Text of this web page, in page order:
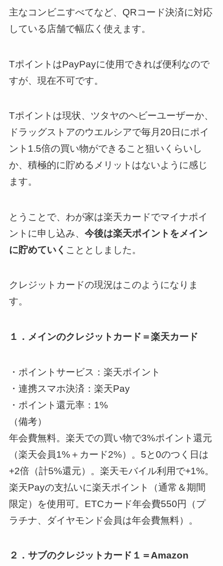
主なコンビニすべてなど、QRコード決済に対応
している店舗で幅広く使えます。
TポイントはPayPayに使用できれば便利なので
すが、現在不可です。
Tポイントは現状、ツタヤのヘビーユーザーか、
ドラッグストアのウエルシアで毎月20日にポイ
ント1.5倍の買い物ができること狙いくらいし
か、積極的に貯めるメリットはないように感じ
ます。
とうことで、わが家は楽天カードでマイナポイ
ントに申し込み、 今後は楽天ポイントをメイン
に貯めていく こととしました。
クレジットカードの現況はこのようになりま
す。
１．メインのクレジットカード＝楽天カード
・ポイントサービス：楽天ポイント
・連携スマホ決済：楽天Pay
・ポイント還元率：1%
（備考）
年会費無料。楽天での買い物で3%ポイント還元
（楽天会員1%＋カード2%）。5と0のつく日は
+2倍（計5%還元）。楽天モバイル利用で+1%。
楽天Payの支払いに楽天ポイント（通常＆期間
限定）を使用可。ETCカード年会費550円（プ
ラチナ、ダイヤモンド会員は年会費無料）。
２．サブのクレジットカード１＝Amazon